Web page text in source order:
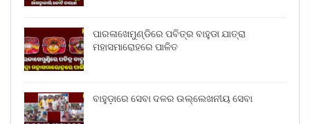
ପାରଳାଖେମୁଣ୍ଡିରେ ପବିତ୍ର ବାହୁଡା ଯାତ୍ରା
ମହାସମାରୋହରେ ପାଳିତ
ବାହୁଡ଼ାରେ ସେବା ଦଳର ଉଲ୍ଲେଖନୀୟ ସେବା